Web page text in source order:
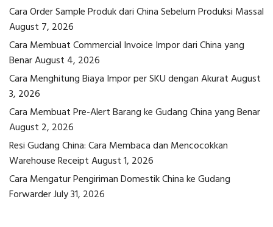
Cara Order Sample Produk dari China Sebelum Produksi Massal
August 7, 2026
Cara Membuat Commercial Invoice Impor dari China yang
BenarAugust 4, 2026
Cara Menghitung Biaya Impor per SKU dengan AkuratAugust
3, 2026
Cara Membuat Pre-Alert Barang ke Gudang China yang Benar
August 2, 2026
Resi Gudang China: Cara Membaca dan Mencocokkan
Warehouse ReceiptAugust 1, 2026
Cara Mengatur Pengiriman Domestik China ke Gudang
ForwarderJuly 31, 2026